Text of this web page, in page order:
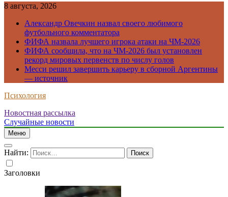
8 августа, 2026
Александр Овечкин назвал своего любимого
футбольного комментатора
ФИФА назвала лучшего игрока атаки на ЧМ-2026
ФИФА сообщила, что на ЧМ-2026 был установлен
рекорд мировых первенств по числу голов
Месси решил завершить карьеру в сборной Аргентины
— источник
Психология
Новостная рассылка
Случайные новости
Меню
Найти:
Заголовки